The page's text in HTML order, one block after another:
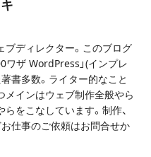
ブディレクター。このブログ
ワザ WordPress」(インプレ
書多数。ライター的なこと
メインはウェブ制作全般やら
をこなしています。制作、
お仕事のご依頼はお問合せか